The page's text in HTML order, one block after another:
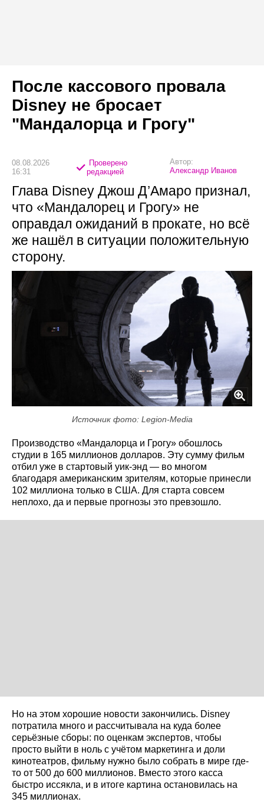
После кассового провала
Disney не бросает
"Мандалорца и Грогу"
08.08.2026
16:31
Проверено
редакцией
Автор:
Александр Иванов
Глава Disney Джош Д’Амаро признал,
что «Мандалорец и Грогу» не
оправдал ожиданий в прокате, но всё
же нашёл в ситуации положительную
сторону.
Источник фото: Legion-Media
Производство «Мандалорца и Грогу» обошлось
студии в 165 миллионов долларов. Эту сумму фильм
отбил уже в стартовый уик-энд — во многом
благодаря американским зрителям, которые принесли
102 миллиона только в США. Для старта совсем
неплохо, да и первые прогнозы это превзошло.
Но на этом хорошие новости закончились. Disney
потратила много и рассчитывала на куда более
серьёзные сборы: по оценкам экспертов, чтобы
просто выйти в ноль с учётом маркетинга и доли
кинотеатров, фильму нужно было собрать в мире где-
то от 500 до 600 миллионов. Вместо этого касса
быстро иссякла, и в итоге картина остановилась на
345 миллионах.